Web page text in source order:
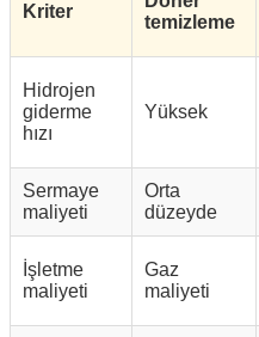
Kriter
temizleme
Hidrojen
giderme
hızı
Yüksek
Sermaye
maliyeti
Orta
düzeyde
İşletme
maliyeti
Gaz
maliyeti